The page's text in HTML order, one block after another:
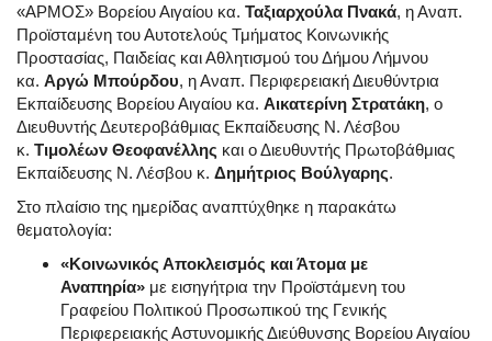
«ΑΡΜΟΣ» Βορείου Αιγαίου κα. Ταξιαρχούλα Πνακά, η Αναπ.
Προϊσταμένη του Αυτοτελούς Τμήματος Κοινωνικής
Προστασίας, Παιδείας και Αθλητισμού του Δήμου Λήμνου
κα. Αργώ Μπούρδου, η Αναπ. Περιφερειακή Διευθύντρια
Εκπαίδευσης Βορείου Αιγαίου κα. Αικατερίνη Στρατάκη, ο
Διευθυντής Δευτεροβάθμιας Εκπαίδευσης Ν. Λέσβου
κ. Τιμολέων Θεοφανέλλης και ο Διευθυντής Πρωτοβάθμιας
Εκπαίδευσης Ν. Λέσβου κ. Δημήτριος Βούλγαρης.
Στο πλαίσιο της ημερίδας αναπτύχθηκε η παρακάτω
θεματολογία:
«Κοινωνικός Αποκλεισμός και Άτομα με
Αναπηρία» με εισηγήτρια την Προϊστάμενη του
Γραφείου Πολιτικού Προσωπικού της Γενικής
Περιφερειακής Αστυνομικής Διεύθυνσης Βορείου Αιγαίου